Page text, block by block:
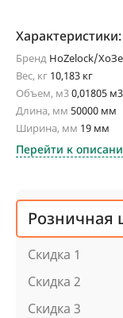
Характеристики:
Бренд HoZelock/
Вес, кг 10,183 кг
Объем, м30,01805 м3
Длина, мм 50000 мм
Ширина, мм 19 мм
Перейти к
Розничная
Скидка 1
Скидка 2
Скидка 3